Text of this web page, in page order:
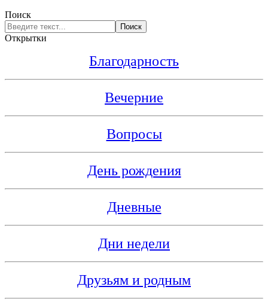
Поиск
Поиск
Открытки
Благодарность
Вечерние
Вопросы
День рождения
Дневные
Дни недели
Друзьям и родным